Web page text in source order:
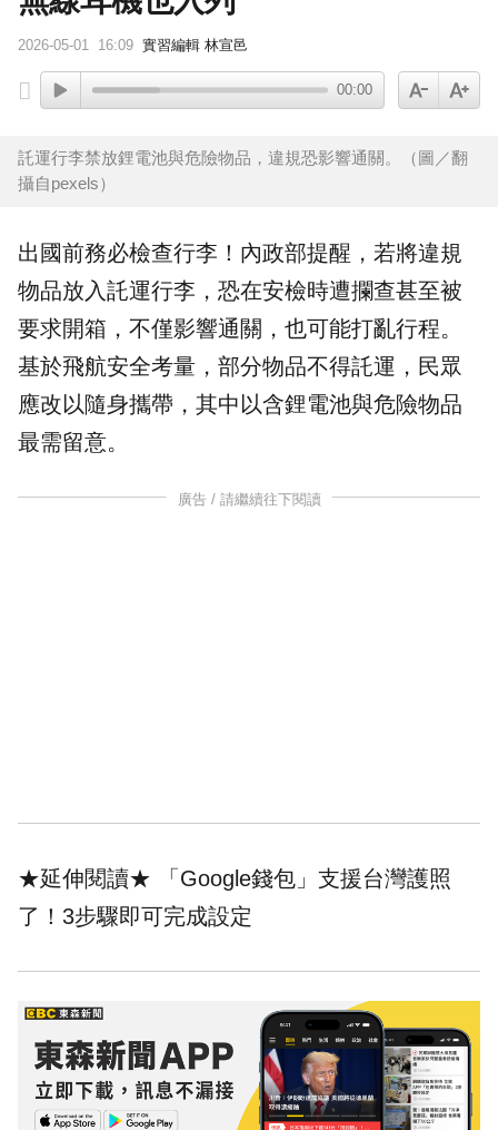
2026-05-01 16:09 實習編輯 林宣邑
00:00
託運行李禁放鋰電池與危險物品，違規恐影響通關。（圖／翻
攝自pexels）
出國前務必檢查行李！內政部提醒，若將違規
物品放入託運行李，恐在安檢時遭攔查甚至被
要求開箱，不僅影響通關，也可能打亂行程。
基於飛航安全考量，部分物品不得託運，民眾
應改以隨身攜帶，其中以含鋰電池與危險物品
最需留意。
廣告 / 請繼續往下閱讀
★延伸閱讀★
「Google錢包」支援台灣護照
了！3步驟即可完成設定